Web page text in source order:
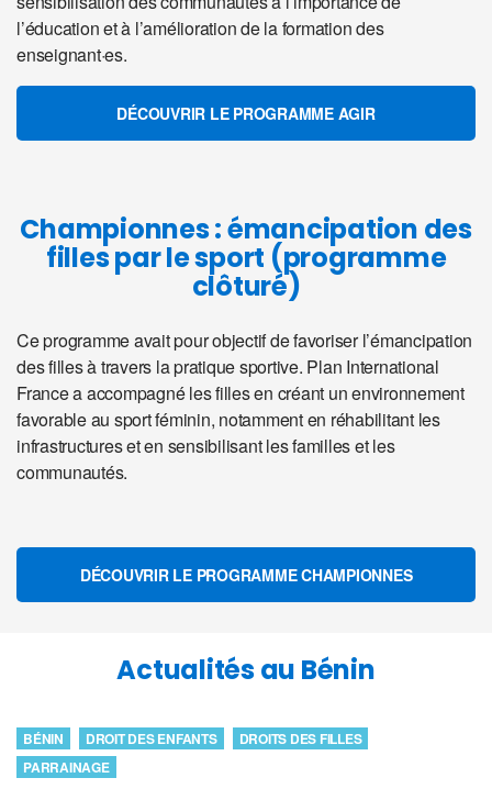
l’éducation et à l’amélioration de la formation des
enseignant·es.
DÉCOUVRIR LE PROGRAMME AGIR
Championnes : émancipation des
filles par le sport (programme
clôturé)
Ce programme avait pour objectif de favoriser l’émancipation
des filles à travers la pratique sportive. Plan International
France a accompagné les filles en créant un environnement
favorable au sport féminin, notamment en réhabilitant les
infrastructures et en sensibilisant les familles et les
communautés.
DÉCOUVRIR LE PROGRAMME CHAMPIONNES
Actualités au Bénin
BÉNIN DROIT DES ENFANTS
DROITS DES FILLES
PARRAINAGE